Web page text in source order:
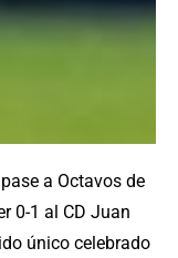
a Octavos de
0-1 al CD Juan
único celebrado